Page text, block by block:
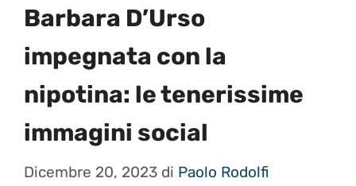
Barbara D’Urso
impegnata con la
nipotina: le tenerissime
immagini social
Dicembre 20, 2023 di Paolo Rodolfi